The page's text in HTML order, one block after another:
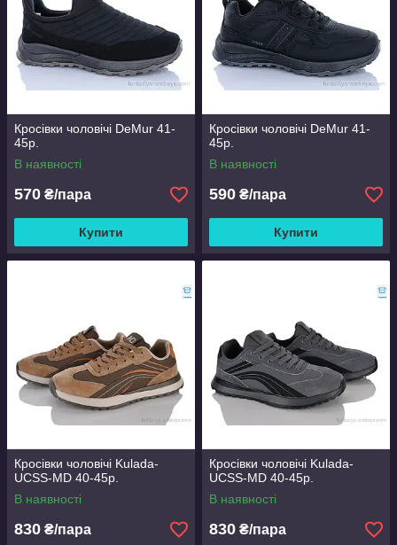
Кросівки чоловічі DeMur 41-
45р.
В наявності
570 ₴/пара
Купити
Кросівки чоловічі DeMur 41-
45р.
В наявності
590 ₴/пара
Купити
Кросівки чоловічі Kulada-
UCSS-MD 40-45р.
В наявності
830 ₴/пара
Кросівки чоловічі Kulada-
UCSS-MD 40-45р.
В наявності
830 ₴/пара